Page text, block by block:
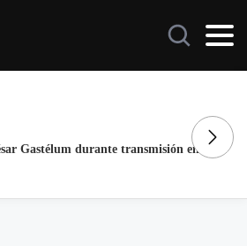
RESTAURA MONUMENTOS